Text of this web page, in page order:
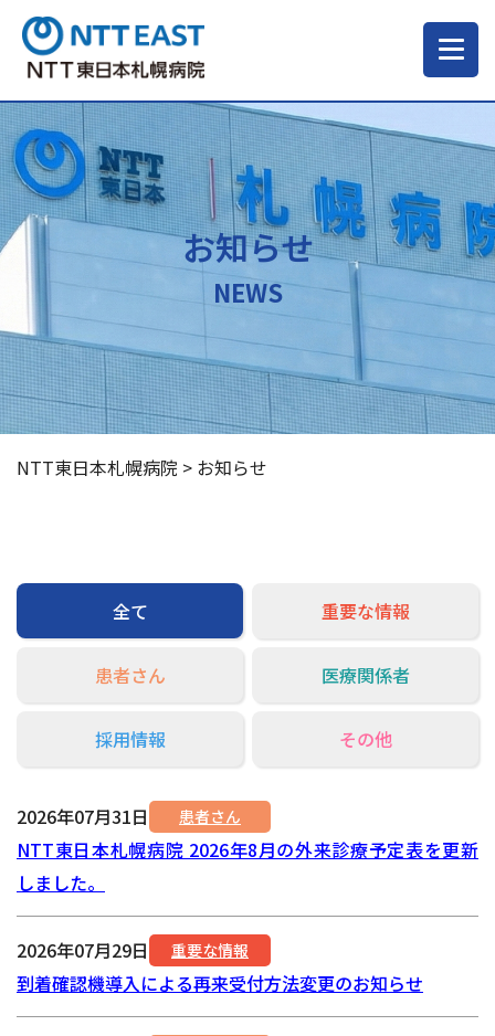
当院について
ご来院される方へ
診療科・部門
医療・介護関係の方
採用情報
お知らせ
NEWS
NTT東日本札幌病院 > お知らせ
全て 重要な情報
患者さん 医療関係者
採用情報 その他
2026年07月31日 患者さん
NTT東日本札幌病院 2026年8月の外来診療予定表を更新
しました。
2026年07月29日 重要な情報
到着確認機導入による再来受付方法変更のお知らせ